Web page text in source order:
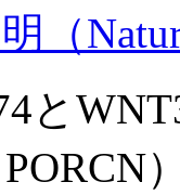
（
と
PORCN